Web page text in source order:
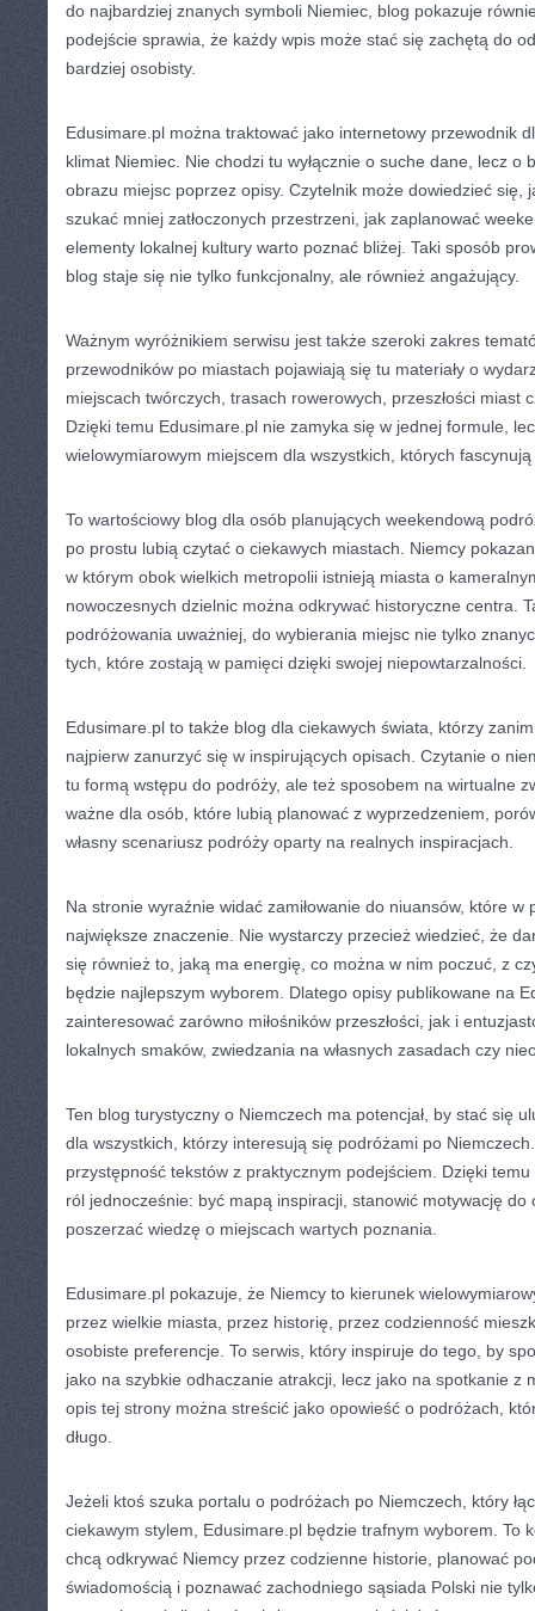
do najbardziej znanych symboli Niemiec, blog pokazuje
podejście sprawia, że każdy wpis może stać się zachętą do
bardziej osobisty.
Edusimare.pl można traktować jako internetowy przewodnik
klimat Niemiec. Nie chodzi tu wyłącznie o suche dane, lecz o
obrazu miejsc poprzez opisy. Czytelnik może dowiedzieć się,
szukać mniej zatłoczonych przestrzeni, jak zaplanować
elementy lokalnej kultury warto poznać bliżej. Taki sposób
blog staje się nie tylko funkcjonalny, ale również angażujący.
Ważnym wyróżnikiem serwisu jest także szeroki zakres
przewodników po miastach pojawiają się tu materiały o
miejscach twórczych, trasach rowerowych, przeszłości miast
Dzięki temu Edusimare.pl nie zamyka się w jednej formule,
wielowymiarowym miejscem dla wszystkich, których
To wartościowy blog dla osób planujących weekendową
po prostu lubią czytać o ciekawych miastach. Niemcy
w którym obok wielkich metropolii istnieją miasta o
nowoczesnych dzielnic można odkrywać historyczne centra.
podróżowania uważniej, do wybierania miejsc nie tylko
tych, które zostają w pamięci dzięki swojej niepowtarzalności.
Edusimare.pl to także blog dla ciekawych świata, którzy
najpierw zanurzyć się w inspirujących opisach. Czytanie o
tu formą wstępu do podróży, ale też sposobem na wirtualne
ważne dla osób, które lubią planować z wyprzedzeniem,
własny scenariusz podróży oparty na realnych inspiracjach.
Na stronie wyraźnie widać zamiłowanie do niuansów, które w
największe znaczenie. Nie wystarczy przecież wiedzieć, że
się również to, jaką ma energię, co można w nim poczuć, z
będzie najlepszym wyborem. Dlatego opisy publikowane na
zainteresować zarówno miłośników przeszłości, jak i
lokalnych smaków, zwiedzania na własnych zasadach czy
Ten blog turystyczny o Niemczech ma potencjał, by stać się
dla wszystkich, którzy interesują się podróżami po
przystępność tekstów z praktycznym podejściem. Dzięki temu
ról jednocześnie: być mapą inspiracji, stanowić motywację do
poszerzać wiedzę o miejscach wartych poznania.
Edusimare.pl pokazuje, że Niemcy to kierunek
przez wielkie miasta, przez historię, przez codzienność
osobiste preferencje. To serwis, który inspiruje do tego, by
jako na szybkie odhaczanie atrakcji, lecz jako na spotkanie z
opis tej strony można streścić jako opowieść o podróżach,
długo.
Jeżeli ktoś szuka portalu o podróżach po Niemczech, który
ciekawym stylem, Edusimare.pl będzie trafnym wyborem. To
chcą odkrywać Niemcy przez codzienne historie, planować
świadomością i poznawać zachodniego sąsiada Polski nie